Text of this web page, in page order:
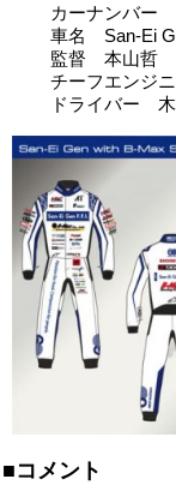
カーナンバー
⾞名 San-Ei
監督 本⼭哲
チーフエンジ
ドライバー ⽊
■コメント